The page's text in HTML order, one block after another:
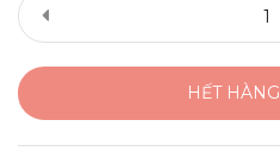
HẾT HÀNG